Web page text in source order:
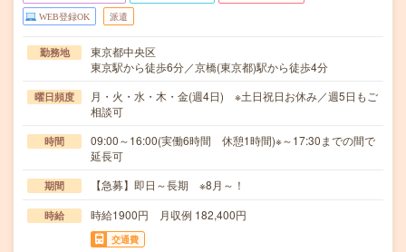
WEB登録OK 派遣
勤務地
東京都中央区
東京駅から徒歩6分／京橋(東京都)駅から徒歩4分
曜日頻度
月・火・水・木・金(週4日) ※土日祝日お休み／週5日もご
相談可
時間
09:00～16:00(実働6時間 休憩1時間)※～17:30までの間で
延長可
期間 【急募】即日～長期 ※8月～！
時給 時給1900円 月収例 182,400円
交通費